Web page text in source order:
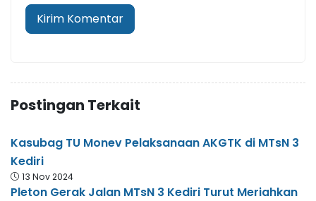
Postingan Terkait
Kasubag TU Monev Pelaksanaan AKGTK di MTsN 3
Kediri
13 Nov 2024
Pleton Gerak Jalan MTsN 3 Kediri Turut Meriahkan